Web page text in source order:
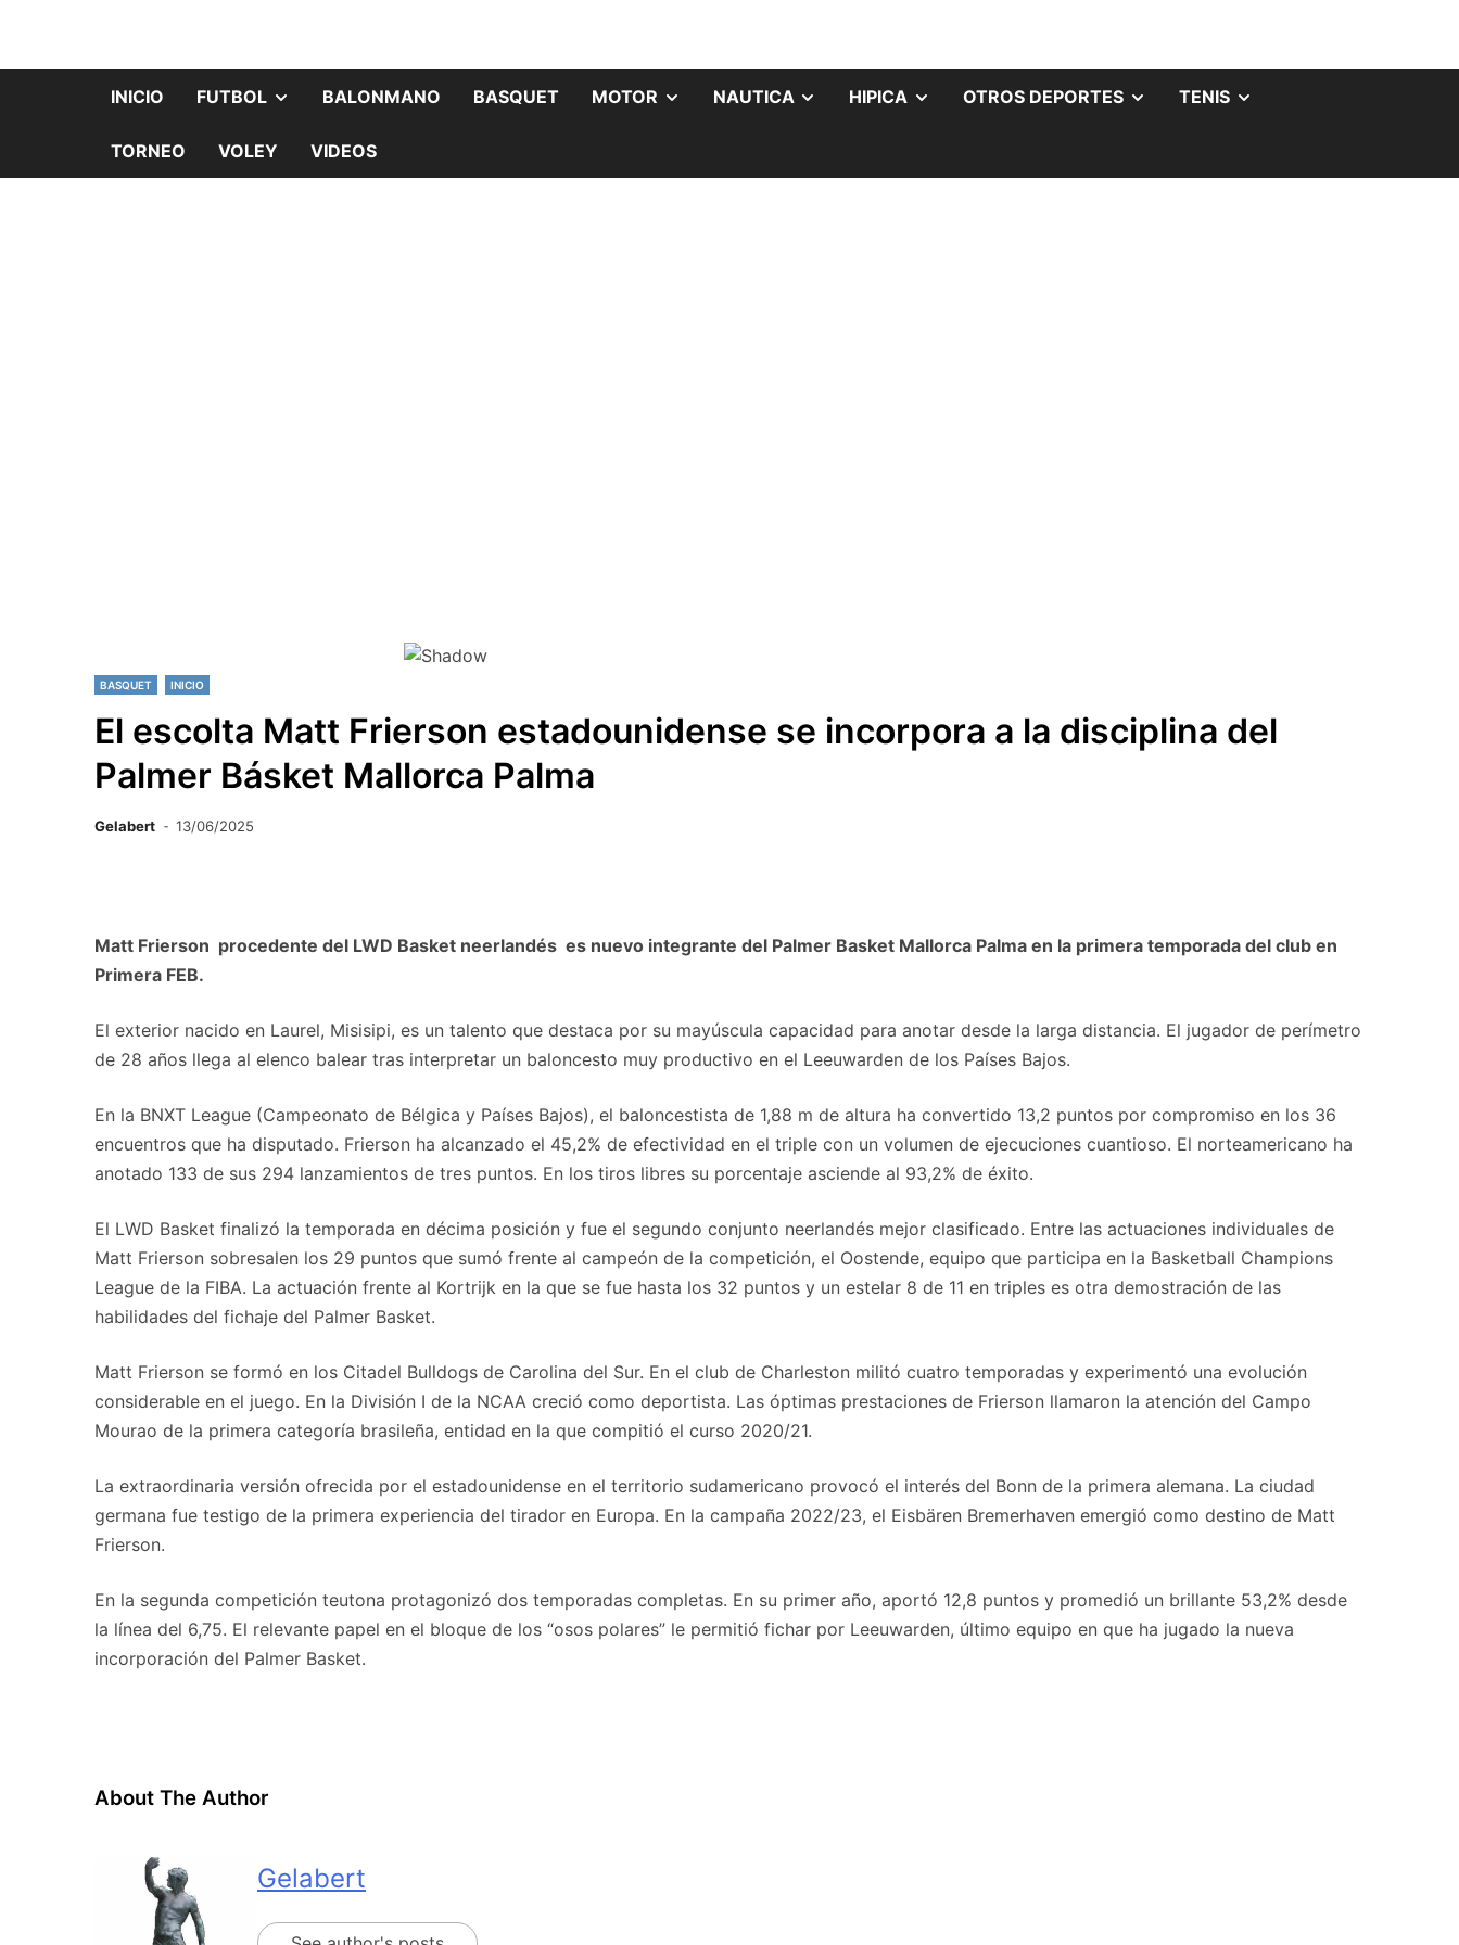
INICIO FUTBOL BALONMANO BASQUET MOTOR NAUTICA HIPICA OTROS DEPORTES TENIS
TORNEO VOLEY VIDEOS
BASQUET INICIO
El escolta Matt Frierson estadounidense se incorpora a la disciplina del
Palmer Básket Mallorca Palma
Gelabert 13/06/2025
Matt Frierson procedente del LWD Basket neerlandés es nuevo integrante del Palmer Basket Mallorca Palma en la primera temporada del club en
Primera FEB.
El exterior nacido en Laurel, Misisipi, es un talento que destaca por su mayúscula capacidad para anotar desde la larga distancia. El jugador de perímetro
de 28 años llega al elenco balear tras interpretar un baloncesto muy productivo en el Leeuwarden de los Países Bajos.
En la BNXT League (Campeonato de Bélgica y Países Bajos), el baloncestista de 1,88 m de altura ha convertido 13,2 puntos por compromiso en los 36
encuentros que ha disputado. Frierson ha alcanzado el 45,2% de efectividad en el triple con un volumen de ejecuciones cuantioso. El norteamericano ha
anotado 133 de sus 294 lanzamientos de tres puntos. En los tiros libres su porcentaje asciende al 93,2% de éxito.
El LWD Basket finalizó la temporada en décima posición y fue el segundo conjunto neerlandés mejor clasificado. Entre las actuaciones individuales de
Matt Frierson sobresalen los 29 puntos que sumó frente al campeón de la competición, el Oostende, equipo que participa en la Basketball Champions
League de la FIBA. La actuación frente al Kortrijk en la que se fue hasta los 32 puntos y un estelar 8 de 11 en triples es otra demostración de las
habilidades del fichaje del Palmer Basket.
Matt Frierson se formó en los Citadel Bulldogs de Carolina del Sur. En el club de Charleston militó cuatro temporadas y experimentó una evolución
considerable en el juego. En la División I de la NCAA creció como deportista. Las óptimas prestaciones de Frierson llamaron la atención del Campo
Mourao de la primera categoría brasileña, entidad en la que compitió el curso 2020/21.
La extraordinaria versión ofrecida por el estadounidense en el territorio sudamericano provocó el interés del Bonn de la primera alemana. La ciudad
germana fue testigo de la primera experiencia del tirador en Europa. En la campaña 2022/23, el Eisbären Bremerhaven emergió como destino de Matt
Frierson.
En la segunda competición teutona protagonizó dos temporadas completas. En su primer año, aportó 12,8 puntos y promedió un brillante 53,2% desde
la línea del 6,75. El relevante papel en el bloque de los “osos polares” le permitió fichar por Leeuwarden, último equipo en que ha jugado la nueva
incorporación del Palmer Basket.
About The Author
Gelabert